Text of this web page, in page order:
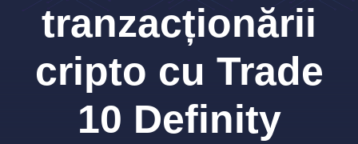
tranzacționării
cripto cu Trade
10 Definity